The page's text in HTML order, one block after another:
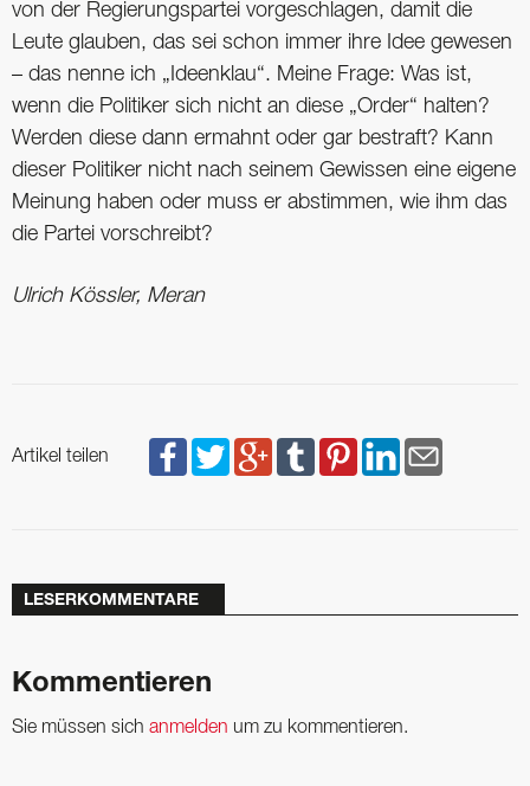
von der Regierungspartei vorgeschlagen, damit die
Leute glauben, das sei schon immer ihre Idee gewesen
– das nenne ich „Ideenklau“. Meine Frage: Was ist,
wenn die Politiker sich nicht an diese „Order“ halten?
Werden diese dann ermahnt oder gar bestraft? Kann
dieser Politiker nicht nach seinem Gewissen eine eigene
Meinung haben oder muss er abstimmen, wie ihm das
die Partei vorschreibt?
Ulrich Kössler, Meran
Artikel teilen
LESERKOMMENTARE
Kommentieren
Sie müssen sich anmelden um zu kommentieren.